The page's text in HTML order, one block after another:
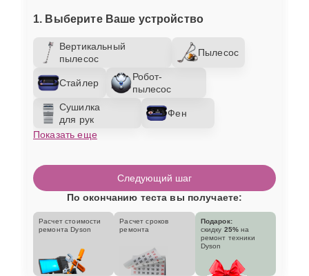
1. Выберите Ваше устройство
Вертикальный
пылесос
Пылесос
Стайлер
Робот-
пылесос
Сушилка
для рук
Фен
Показать еще
Следующий шаг
По окончанию теста вы получаете:
Расчет стоимости
ремонта Dyson
Расчет сроков
ремонта
Подарок:
скидку 25% на
ремонт техники
Dyson